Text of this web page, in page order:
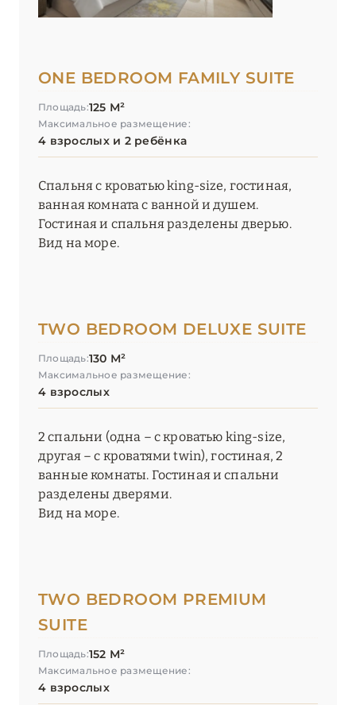
ONE BEDROOM FAMILY SUITE
Площадь:125 М²
Максимальное размещение:
4 взрослых и 2 ребёнка
Спальня с кроватью king-size, гостиная,
ванная комната с ванной и душем.
Гостиная и спальня разделены дверью.
Вид на море.
TWO BEDROOM DELUXE SUITE
Площадь:130 М²
Максимальное размещение:
4 взрослых
2 спальни (одна – с кроватью king-size,
другая – с кроватями twin), гостиная, 2
ванные комнаты. Гостиная и спальни
разделены дверями.
Вид на море.
TWO BEDROOM PREMIUM
SUITE
Площадь:152 М²
Максимальное размещение:
4 взрослых